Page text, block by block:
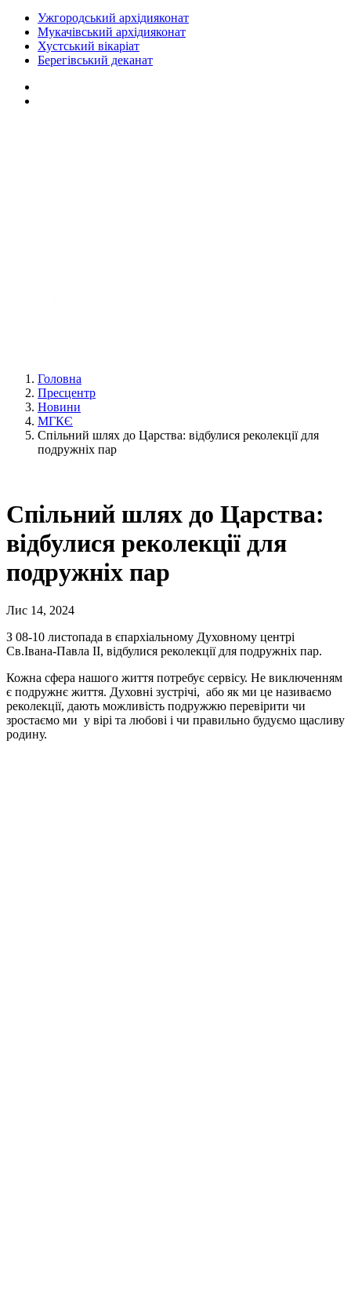
Ужгородський архідияконат
Мукачівський архідияконат
Хустський вікаріат
Берегівський деканат
Головна
Пресцентр
Новини
МГКЄ
Спільний шлях до Царства: відбулися реколекції для
подружніх пар
Спільний шлях до Царства:
відбулися реколекції для
подружніх пар
Лис 14, 2024
З 08-10 листопада в єпархіальному Духовному центрі
Св.Івана-Павла ІІ, відбулися реколекції для подружніх пар.
Кожна сфера нашого життя потребує сервісу. Не виключенням
є подружнє життя. Духовні зустрічі, або як ми це називаємо
реколекції, дають можливість подружжю перевірити чи
зростаємо ми у вірі та любові і чи правильно будуємо щасливу
родину.